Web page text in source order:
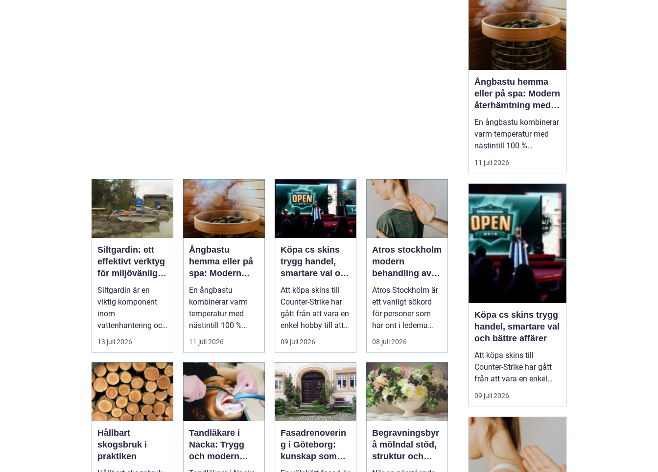
Siltgardin: ett
effektivt verktyg
för miljövänlig
vattenhantering
Siltgardin är en
viktig komponent
inom
vattenhantering och
miljöskydd, särskilt i
verksamheter som
i...
13 juli 2026
Ångbastu
hemma eller på
spa: Modern
återhämtning
med uråldrig
En ångbastu
kombinerar varm
temperatur med
nästintill 100 %
luftfuktighet för att
sk...
11 juli 2026
Köpa cs skins
trygg handel,
smartare val och
bättre affärer
Att köpa skins till
Counter-Strike har
gått från att vara en
enkel hobby till att
bli en egen liten ...
09 juli 2026
Atros stockholm
modern
behandling av
ledbesvär i
huvudstaden
Atros Stockholm är
ett vanligt sökord
för personer som
har ont i lederna
och letar efter hjälp
i huv...
08 juli 2026
Hållbart
skogsbruk i
praktiken
Tandläkare i
Nacka: Trygg
och modern
tandvård nära
Fasadrenoverin
g i Göteborg:
kunskap som
lönar sig på lång
Begravningsbyr
å mölndal stöd,
struktur och
omsorg när livet
Ångbastu hemma
eller på spa: Modern
återhämtning med
uråldrig logik
En ångbastu kombinerar
varm temperatur med
nästintill 100 %
luftfuktighet för att
skapa en intensiv men
värmeupplevelse. Till
skillnad från en
torrbastu arbetar den
mer med fukt än extrem
värme, vilket g&o...
11 juli 2026
Köpa cs skins trygg
handel, smartare val
och bättre affärer
Att köpa skins till
Counter-Strike har gått
från att vara en enkel
hobby till att bli en egen
liten ekonomi. Värdet på
vapen kan motsvara en
mobiltelefon, och
misstag kan bli dyra.
Därför söker många
09 juli 2026